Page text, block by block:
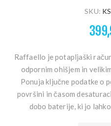
SKU:
Raffaello je potapljaški
odpornim ohišjem in
Ponuja ključne podatke o
površini in časom
dobo baterije, ki jo